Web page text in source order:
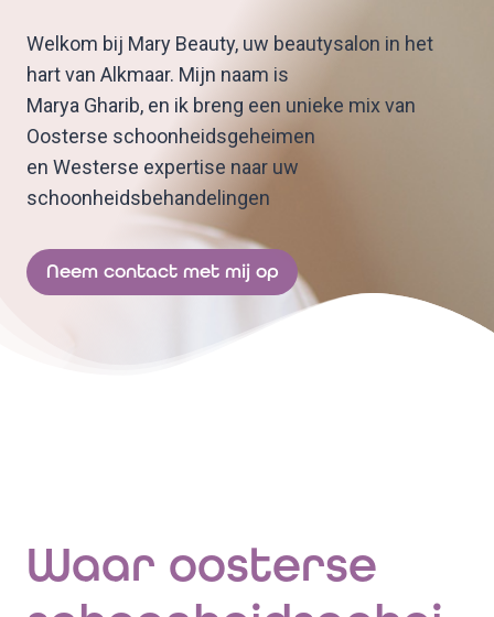
Welkom bij Mary Beauty, uw beautysalon in het
hart van Alkmaar. Mijn naam is
Marya Gharib, en ik breng een unieke mix van
Oosterse schoonheidsgeheimen
en Westerse expertise naar uw
schoonheidsbehandelingen
Neem contact met mij op
Waar oosterse